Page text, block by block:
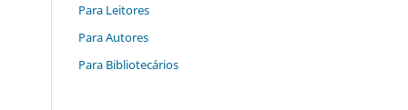
Para Leitores
Para Autores
Para Bibliotecários